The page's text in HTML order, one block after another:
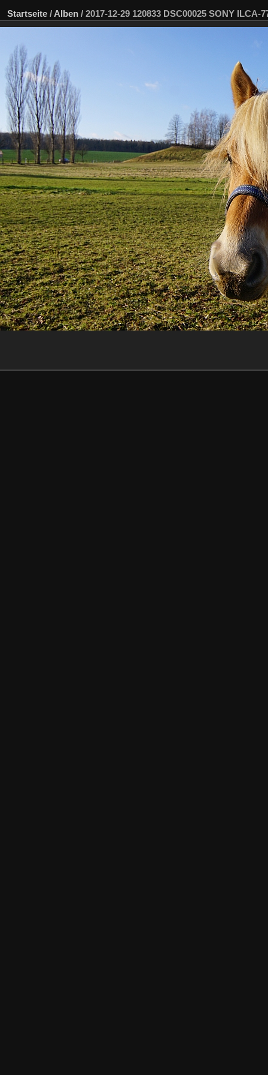
Startseite / Alben / 2017-12-29 120833 DSC00025 SONY ILCA-